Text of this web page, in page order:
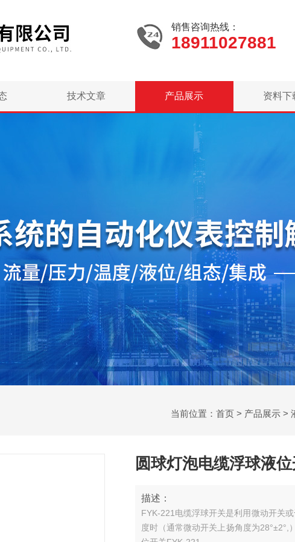
销售咨询热线：
18911027881
技术文章 产品展示 资料下
当前位置： 首页 > 产品展示 >
圆球灯泡电缆浮球液
描述：
FYK-221电缆浮球开关是利用微动开关
度时（通常微动开关上扬角度为